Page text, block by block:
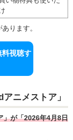
ります。
料視聴す
ニメストア」
」が「2026年4月8日